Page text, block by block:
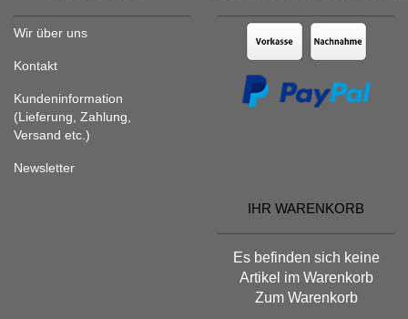
Wir über uns
Kontakt
Kundeninformation
(Lieferung, Zahlung,
Versand etc.)
Newsletter
IHR WARENKORB
Es befinden sich keine
Artikel im Warenkorb
Zum Warenkorb